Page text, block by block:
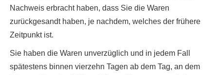
Nachweis erbracht haben, dass Sie die Waren
zurückgesandt haben, je nachdem, welches der frühere
Zeitpunkt ist.
Sie haben die Waren unverzüglich und in jedem Fall
spätestens binnen vierzehn Tagen ab dem Tag, an dem